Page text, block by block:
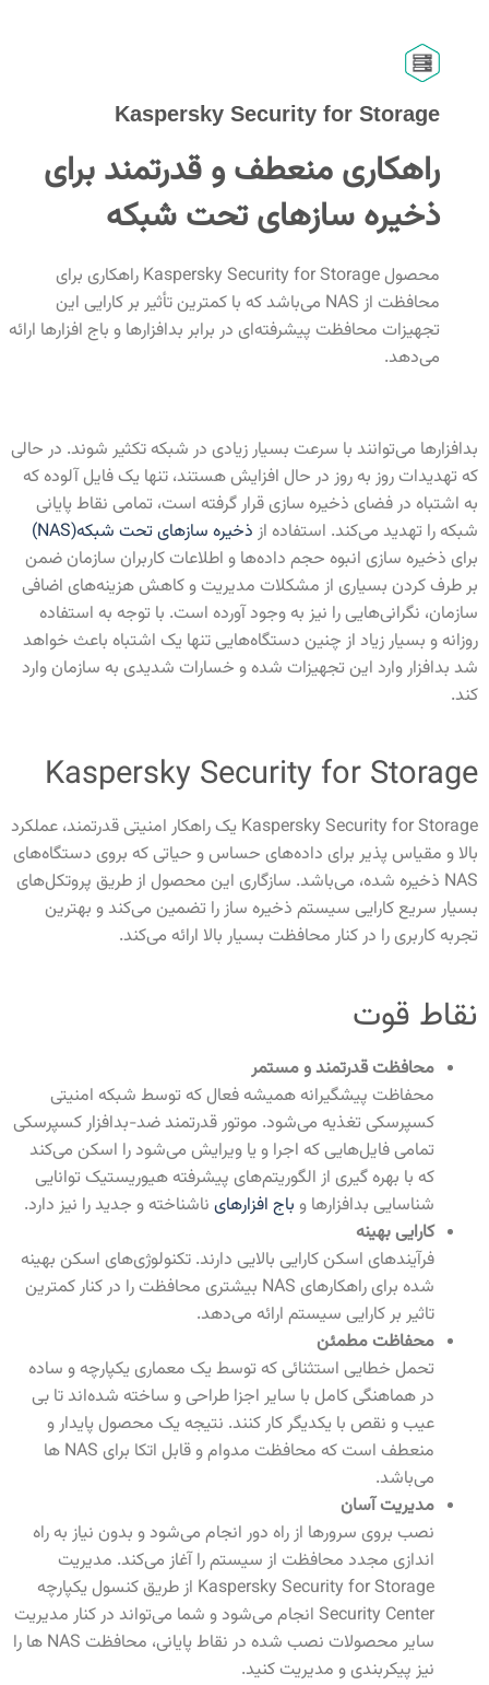
Kaspersky Security for Storage
راهکاری منعطف و قدرتمند برای
ذخیره سازهای تحت شبکه
محصول Kaspersky Security for Storage راهکاری برای
محافظت از NAS می‌باشد که با کمترین تأثیر بر کارایی این
تجهیزات محافظت پیشرفته‌ای در برابر بدافزارها و باج افزارها ارائه
می‌دهد.
بدافزارها می‌توانند با سرعت بسیار زیادی در شبکه تکثیر شوند. در حالی
که تهدیدات روز به روز در حال افزایش هستند، تنها یک فایل آلوده که
به اشتباه در فضای ذخیره سازی قرار گرفته است، تمامی نقاط پایانی
شبکه را تهدید می‌کند. استفاده از ذخیره سازهای تحت شبکه(NAS)
برای ذخیره سازی انبوه حجم داده‌ها و اطلاعات کاربران سازمان ضمن
بر طرف کردن بسیاری از مشکلات مدیریت و کاهش هزینه‌های اضافی
سازمان، نگرانی‌هایی را نیز به وجود آورده است. با توجه به استفاده
روزانه و بسیار زیاد از چنین دستگاه‌هایی تنها یک اشتباه باعث خواهد
شد بدافزار وارد این تجهیزات شده و خسارات شدیدی به سازمان وارد
کند.
Kaspersky Security for Storage
Kaspersky Security for Storage یک راهکار امنیتی قدرتمند، عملکرد
بالا و مقیاس پذیر برای داده‌های حساس و حیاتی که بروی دستگاه‌های
NAS ذخیره شده، می‌باشد. سازگاری این محصول از طریق پروتکل‌های
بسیار سریع کارایی سیستم ذخیره ساز را تضمین می‌کند و بهترین
تجربه کاربری را در کنار محافظت بسیار بالا ارائه می‌کند.
نقاط قوت
محافظت قدرتمند و مستمر
محفاظت پیشگیرانه همیشه فعال که توسط شبکه امنیتی
کسپرسکی تغذیه می‌شود. موتور قدرتمند ضد-بدافزار کسپرسکی
تمامی فایل‌هایی که اجرا و یا ویرایش می‌شود را اسکن می‌کند
که با بهره گیری از الگوریتم‌های پیشرفته هیوریستیک توانایی
شناسایی بدافزارها و باج افزارهای ناشناخته و جدید را نیز دارد.
کارایی بهینه
فرآیندهای اسکن کارایی بالایی دارند. تکنولوژی‌های اسکن بهینه
شده برای راهکارهای NAS بیشتری محافظت را در کنار کمترین
تاثیر بر کارایی سیستم ارائه می‌دهد.
محفاظت مطمئن
تحمل خطایی استثنائی که توسط یک معماری یکپارچه و ساده
در هماهنگی کامل با سایر اجزا طراحی و ساخته شده‌اند تا بی
عیب و نقص با یکدیگر کار کنند. نتیجه یک محصول پایدار و
منعطف است که محافظت مدوام و قابل اتکا برای NAS ها
می‌باشد.
مدیریت آسان
نصب بروی سرورها از راه دور انجام می‌شود و بدون نیاز به راه
اندازی مجدد محافظت از سیستم را آغاز می‌کند. مدیریت
Kaspersky Security for Storage از طریق کنسول یکپارچه
Security Center انجام می‌شود و شما می‌تواند در کنار مدیریت
سایر محصولات نصب شده در نقاط پایانی، محافظت NAS ها را
نیز پیکربندی و مدیریت کنید.